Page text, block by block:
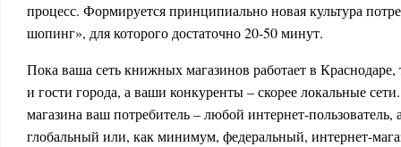
процесс. Формируется принципиально новая культура
шопинг», для которого достаточно 20-50 минут.
Пока ваша сеть книжных магазинов работает в
и гости города, а ваши конкуренты – скорее локальные
магазина ваш потребитель – любой интернет-
глобальный или, как минимум, федеральный, интернет-